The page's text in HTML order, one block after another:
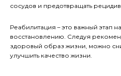
сосудов и предотвращать
Реабилитация – это важный этап
восстановлению. Следуя
здоровый образ жизни, можно
улучшить качество жизни.